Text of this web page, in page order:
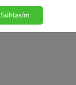
Súhlasím